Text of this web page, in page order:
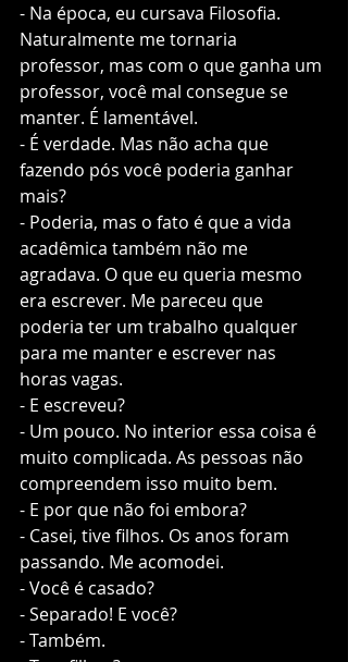
- Na época, eu cursava Filosofia.
Naturalmente me tornaria
professor, mas com o que ganha um
professor, você mal consegue se
manter. É lamentável.
- É verdade. Mas não acha que
fazendo pós você poderia ganhar
mais?
- Poderia, mas o fato é que a vida
acadêmica também não me
agradava. O que eu queria mesmo
era escrever. Me pareceu que
poderia ter um trabalho qualquer
para me manter e escrever nas
horas vagas.
- E escreveu?
- Um pouco. No interior essa coisa é
muito complicada. As pessoas não
compreendem isso muito bem.
- E por que não foi embora?
- Casei, tive filhos. Os anos foram
passando. Me acomodei.
- Você é casado?
- Separado! E você?
- Também.